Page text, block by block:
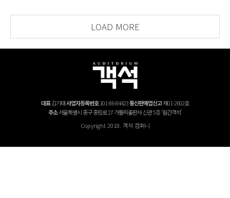
LOAD MORE
대표김기태사업자등록번호101-86-84423통신판매업신고제01-2602호
주소서울특별시 중구 중림로 27 가톨릭출판사 신관 5층 '월간객석'
Copyright 2018. 객석 컴퍼니